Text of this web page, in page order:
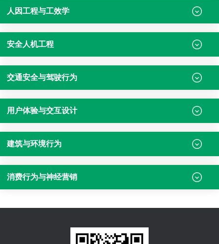
人因工程与工效学
安全人机工程
交通安全与驾驶行为
用户体验与交互设计
建筑与环境行为
消费行为与神经营销